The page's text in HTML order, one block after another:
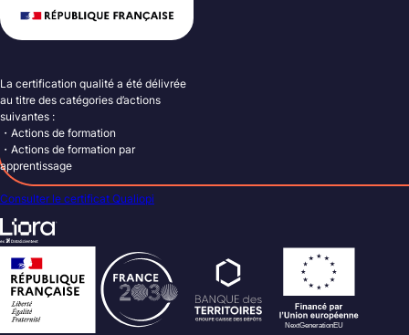
La certification qualité a été délivrée
au titre des catégories d’actions
suivantes :
・Actions de formation
・Actions de formation par
apprentissage
Consulter le certificat Qualiopi